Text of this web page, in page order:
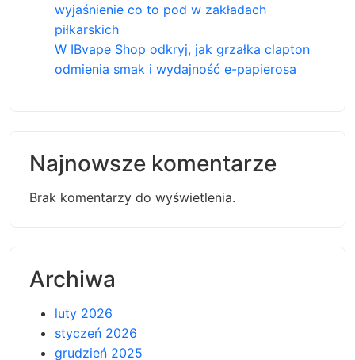
wyjaśnienie co to pod w zakładach
piłkarskich
W IBvape Shop odkryj, jak grzałka clapton
odmienia smak i wydajność e-papierosa
Najnowsze komentarze
Brak komentarzy do wyświetlenia.
Archiwa
luty 2026
styczeń 2026
grudzień 2025